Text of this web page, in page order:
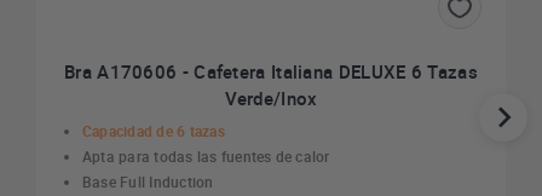
Bra A170606 - Cafetera Italiana DELUXE 6 Tazas
Verde/Inox
Capacidad de 6 tazas
Apta para todas las fuentes de calor
Base Full Induction